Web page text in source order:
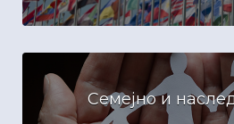
Семејно и